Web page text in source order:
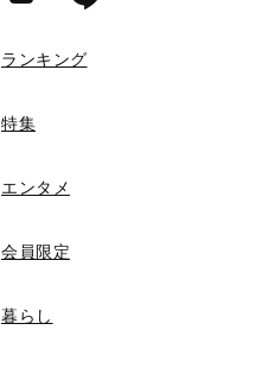
ランキング
特集
エンタメ
会員限定
暮らし